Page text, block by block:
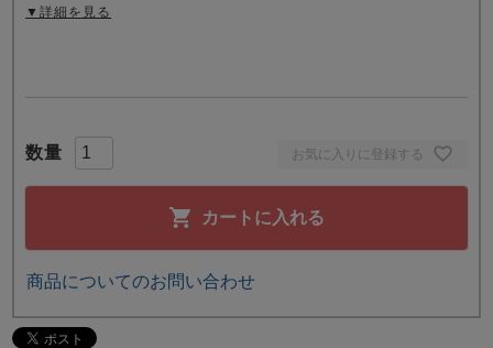
お気に入りに登録する
カートに入れる
▼詳細を見る
商品についてのお問い合わせ